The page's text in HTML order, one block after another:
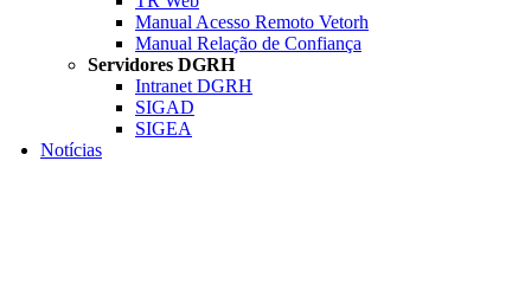
Manual Acesso Remoto Vetorh
Manual Relação de Confiança
Servidores DGRH
Intranet DGRH
SIGAD
SIGEA
Notícias